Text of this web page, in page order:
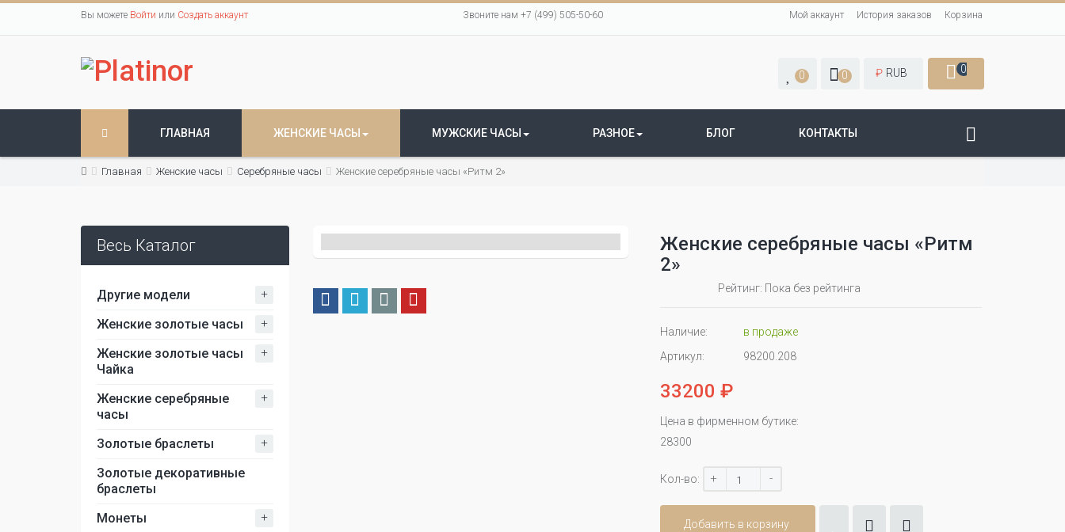
Вы можете Войти или Создать аккаунт Звоните нам +7 (499) 505-50-60 Мой аккаунт История заказов Корзина
0 0 ₽ RUB 0
ГЛАВНАЯ ЖЕНСКИЕ ЧАСЫ МУЖСКИЕ ЧАСЫ РАЗНОЕ БЛОГ КОНТАКТЫ
Главная Женские часы Серебряные часы Женские серебряные часы «Ритм 2»
Весь Каталог
Другие модели +
Женские золотые часы +
Женские золотые часы
Чайка
+
Женские серебряные
часы
+
Золотые браслеты +
Золотые декоративные
браслеты
Монеты
+
Женские серебряные часы «Ритм
2»
Рейтинг: Пока без рейтинга
Наличие:
в продаже
Артикул:
98200.208
33200 ₽
Цена в фирменном бутике:
28300
Кол-во: + -
Добавить в корзину